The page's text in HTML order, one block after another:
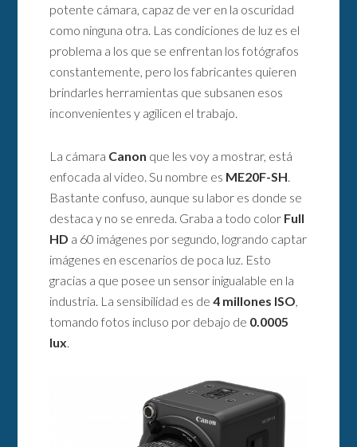
potente cámara, capaz de ver en la oscuridad
como ninguna otra. Las condiciones de luz es el
problema a los que se enfrentan los fotógrafos
constantemente, pero los fabricantes quieren
brindarles herramientas que subsanen esos
inconvenientes y agilicen el trabajo.
La cámara Canon que les voy a mostrar, está
enfocada al video. Su nombre es ME20F-SH.
Bastante confuso, aunque su labor es donde se
destaca y no se enreda. Graba a todo color Full
HD a 60 imágenes por segundo, logrando captar
imágenes en escenarios de poca luz. Esto
gracias a que posee un sensor inigualable en la
industria. La sensibilidad es de4 millones ISO,
tomando fotos incluso por debajo de 0.0005
lux.